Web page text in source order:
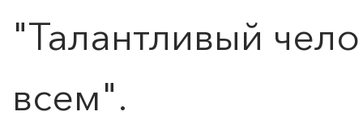
"Талантливый
всем".